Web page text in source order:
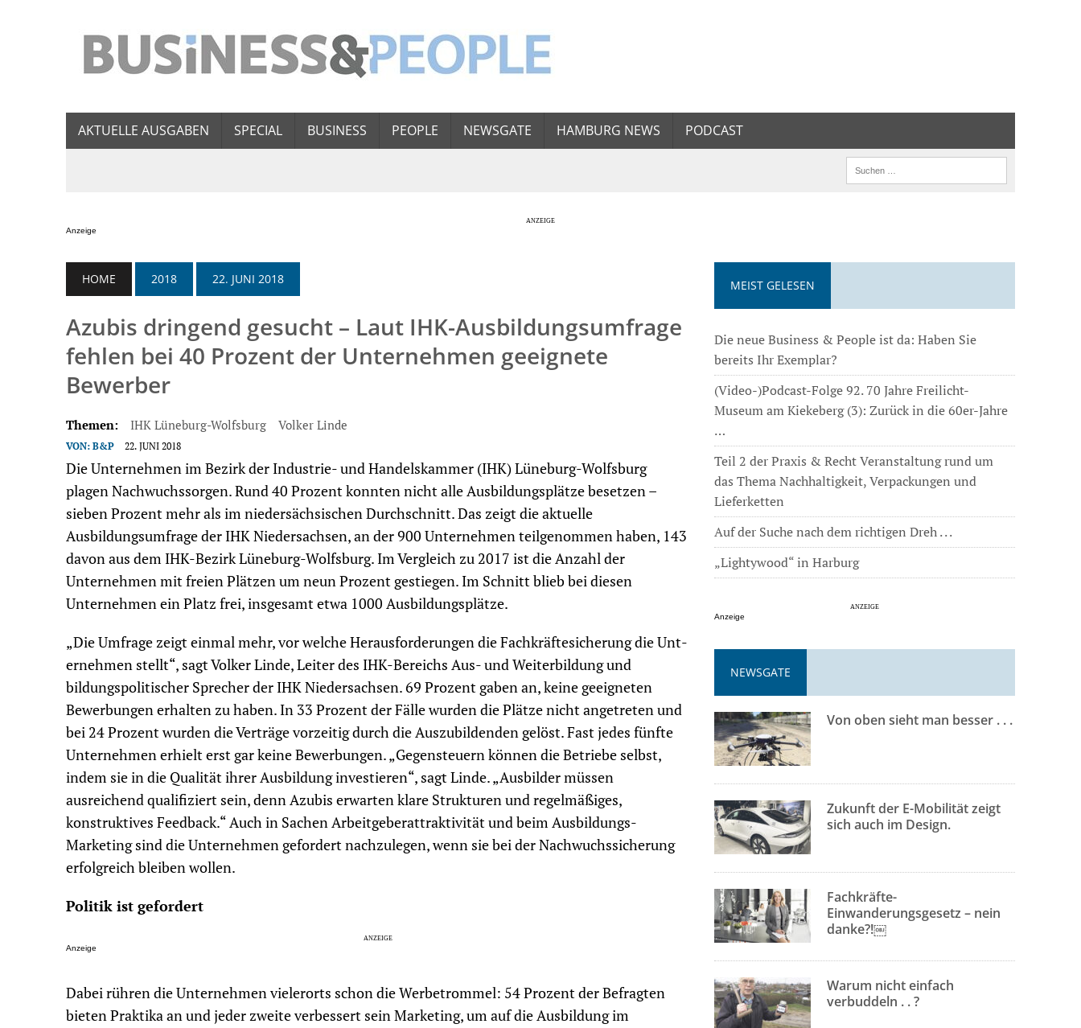
AKTUELLE AUSGABEN SPECIAL BUSINESS PEOPLE NEWSGATE HAMBURG NEWS PODCAST
Anzeige
HOME 2018 22. JUNI 2018
Azubis dringend gesucht – Laut IHK-Ausbildungsumfrage
fehlen bei 40 Prozent der Unternehmen geeignete
Bewerber
Themen: IHK Lüneburg-Wolfsburg Volker Linde
VON: B&P 22. JUNI 2018
Die Unternehmen im Bezirk der Industrie- und Handelskammer (IHK) Lüneburg-Wolfsburg
plagen Nachwuchssorgen. Rund 40 Prozent konnten nicht alle Ausbildungsplätze besetzen –
sieben Prozent mehr als im niedersächsischen Durchschnitt. Das zeigt die aktuelle
Ausbildungsumfrage der IHK Niedersachsen, an der 900 Unternehmen teilgenommen haben, 143
davon aus dem IHK-Bezirk Lüneburg-Wolfsburg. Im Vergleich zu 2017 ist die Anzahl der
Unternehmen mit freien Plätzen um neun Prozent gestiegen. Im Schnitt blieb bei diesen
Unternehmen ein Platz frei, insgesamt etwa 1000 Ausbildungsplätze.
„Die Umfrage zeigt einmal mehr, vor welche Herausforderungen die Fachkräftesicherung die Unt­
er­nehmen stellt“, sagt Volker Linde, Leiter des IHK-Bereichs Aus- und Weiterbildung und
bildungspolitischer Sprecher der IHK Niedersachsen. 69 Prozent gaben an, keine geeigneten
Bewerbungen erhalten zu haben. In 33 Prozent der Fälle wurden die Plätze nicht angetreten und
bei 24 Prozent wurden die Verträge vorzeitig durch die Auszubildenden gelöst. Fast jedes fünfte
Unternehmen erhielt erst gar keine Bewerbungen. „Gegensteuern können die Betriebe selbst,
indem sie in die Qualität ihrer Ausbildung investieren“, sagt Linde. „Ausbilder müssen
ausreichend qualifiziert sein, denn Azubis erwarten klare Strukturen und regelmäßiges,
konstruktives Feedback.“ Auch in Sachen Arbeitgeberattraktivität und beim Ausbildungs-
Marketing sind die Unternehmen gefordert nachzulegen, wenn sie bei der Nachwuchssicherung
erfolgreich bleiben wollen.
Politik ist gefordert
Anzeige
Dabei rühren die Unternehmen vielerorts schon die Werbetrommel: 54 Prozent der Befragten
bieten Praktika an und jeder zweite verbessert sein Marketing, um auf die Ausbildung im
MEIST GELESEN
Die neue Business & People ist da: Haben Sie
bereits Ihr Exemplar?
(Video-)Podcast-Folge 92. 70 Jahre Freilicht-
Museum am Kiekeberg (3): Zurück in die 60er-Jahre
…
Teil 2 der Praxis & Recht Veranstaltung rund um
das Thema Nachhaltigkeit, Verpackungen und
Lieferketten
Auf der Suche nach dem richtigen Dreh . . .
„Lightywood“ in Harburg
Anzeige
NEWSGATE
Von oben sieht man besser . . .
Zukunft der E-Mobilität zeigt
sich auch im Design.
Fachkräfte-
Einwanderungsgesetz – nein
danke?!￼
Warum nicht einfach
verbuddeln . . ?